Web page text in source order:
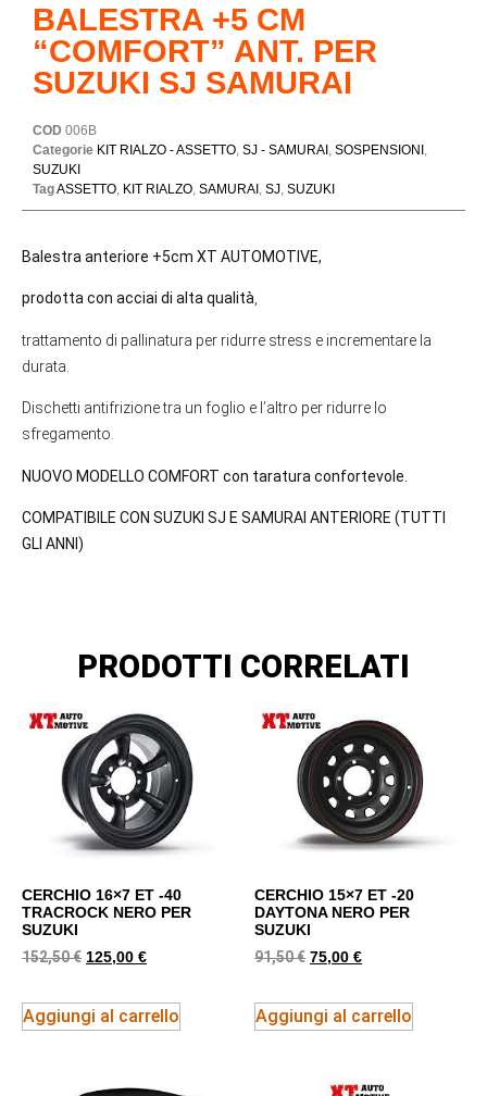
BALESTRA +5 CM
“COMFORT” ANT. PER
SUZUKI SJ SAMURAI
COD 006B
Categorie KIT RIALZO - ASSETTO, SJ - SAMURAI , SOSPENSIONI ,
SUZUKI
TagASSETTO, KIT RIALZO, SAMURAI , SJ, SUZUKI
Balestra anteriore +5cm XT AUTOMOTIVE,
prodotta con acciai di alta qualità,
trattamento di pallinatura per ridurre stress e incrementare la
durata.
Dischetti antifrizione tra un foglio e l’altro per ridurre lo
sfregamento.
NUOVO MODELLO COMFORT con taratura confortevole.
COMPATIBILE CON SUZUKI SJ E SAMURAI ANTERIORE (TUTTI
GLI ANNI)
PRODOTTI CORRELATI
CERCHIO 16×7 ET -40
TRACROCK NERO PER
SUZUKI
152,50€ 125,00 €
Aggiungi al carrello
CERCHIO 15×7 ET -20
DAYTONA NERO PER
SUZUKI
91,50€ 75,00 €
Aggiungi al carrello